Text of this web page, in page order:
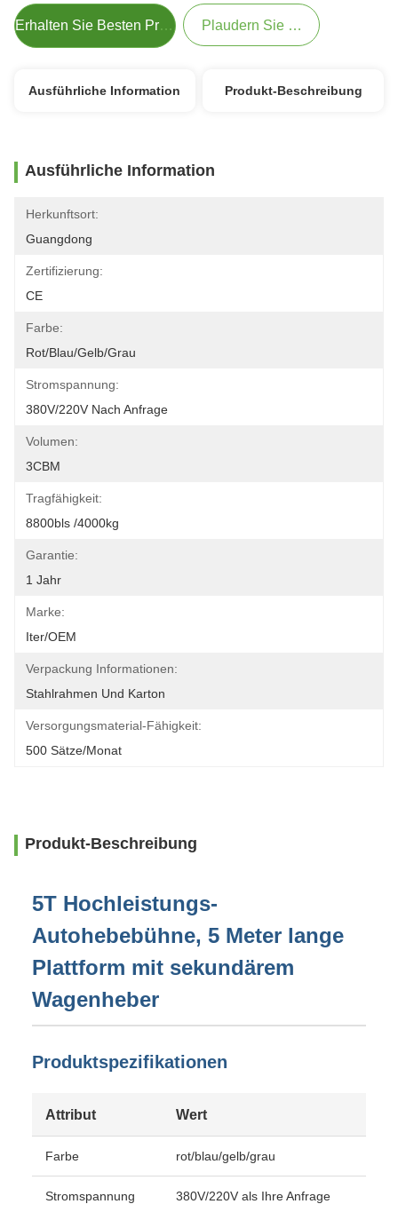
Erhalten Sie Besten Preis Plaudern Sie Jetzt
Ausführliche Information Produkt-Beschreibung
Ausführliche Information
Herkunftsort:
Guangdong
Zertifizierung:
CE
Farbe:
Rot/blau/gelb/grau
Stromspannung:
380V/220V Nach Anfrage
Volumen:
3CBM
Tragfähigkeit:
8800bls /4000kg
Garantie:
1 Jahr
Marke:
Iter/OEM
Verpackung Informationen:
Stahlrahmen Und Karton
Versorgungsmaterial-Fähigkeit:
500 Sätze/Monat
Produkt-Beschreibung
5T Hochleistungs-
Autohebebühne, 5 Meter lange
Plattform mit sekundärem
Wagenheber
Produktspezifikationen
Attribut Wert
Farbe rot/blau/gelb/grau
Stromspannung 380V/220V als Ihre Anfrage